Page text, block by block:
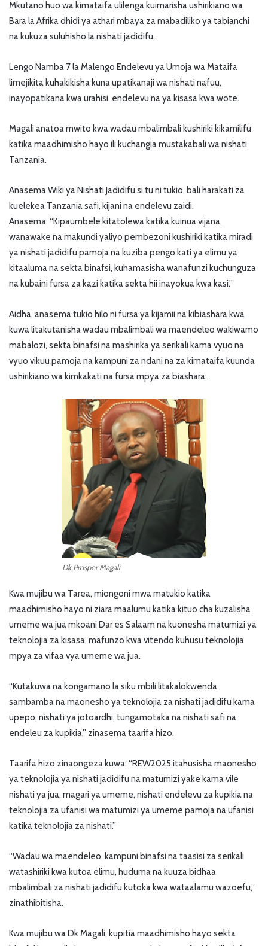
Mkutano huo wa kimataifa ulilenga kuimarisha ushirikiano wa
Bara la Afrika dhidi ya athari mbaya za mabadiliko ya tabianchi
na kukuza suluhisho la nishati jadidifu.
Lengo Namba 7 la Malengo Endelevu ya Umoja wa Mataifa
limejikita kuhakikisha kuna upatikanaji wa nishati nafuu,
inayopatikana kwa urahisi, endelevu na ya kisasa kwa wote.
Magali anatoa mwito kwa wadau mbalimbali kushiriki kikamilifu
katika maadhimisho hayo ili kuchangia mustakabali wa nishati
Tanzania.
Anasema Wiki ya Nishati Jadidifu si tu ni tukio, bali harakati za
kuelekea Tanzania safi, kijani na endelevu zaidi.
Anasema: “Kipaumbele kitatolewa katika kuinua vijana,
wanawake na makundi yaliyo pembezoni kushiriki katika miradi
ya nishati jadidifu pamoja na kuziba pengo kati ya elimu ya
kitaaluma na sekta binafsi, kuhamasisha wanafunzi kuchunguza
na kubaini fursa za kazi katika sekta hii inayokua kwa kasi.”
Aidha, anasema tukio hilo ni fursa ya kijamii na kibiashara kwa
kuwa litakutanisha wadau mbalimbali wa maendeleo wakiwamo
mabalozi, sekta binafsi na mashirika ya serikali kama vyuo na
vyuo vikuu pamoja na kampuni za ndani na za kimataifa kuunda
ushirikiano wa kimkakati na fursa mpya za biashara.
Dk Prosper Magali
Kwa mujibu wa Tarea, miongoni mwa matukio katika
maadhimisho hayo ni ziara maalumu katika kituo cha kuzalisha
umeme wa jua mkoani Dar es Salaam na kuonesha matumizi ya
teknolojia za kisasa, mafunzo kwa vitendo kuhusu teknolojia
mpya za vifaa vya umeme wa jua.
“Kutakuwa na kongamano la siku mbili litakalokwenda
sambamba na maonesho ya teknolojia za nishati jadidifu kama
upepo, nishati ya jotoardhi, tungamotaka na nishati safi na
endeleu za kupikia,” zinasema taarifa hizo.
Taarifa hizo zinaongeza kuwa: “REW2025 itahusisha maonesho
ya teknolojia ya nishati jadidifu na matumizi yake kama vile
nishati ya jua, magari ya umeme, nishati endelevu za kupikia na
teknolojia za ufanisi wa matumizi ya umeme pamoja na ufanisi
katika teknolojia za nishati.”
“Wadau wa maendeleo, kampuni binafsi na taasisi za serikali
watashiriki kwa kutoa elimu, huduma na kuuza bidhaa
mbalimbali za nishati jadidifu kutoka kwa wataalamu wazoefu,”
zinathibitisha.
Kwa mujibu wa Dk Magali, kupitia maadhimisho hayo sekta